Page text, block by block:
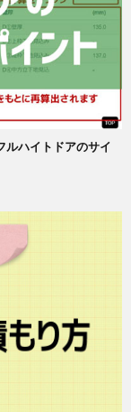
ルハイトドアのサイ